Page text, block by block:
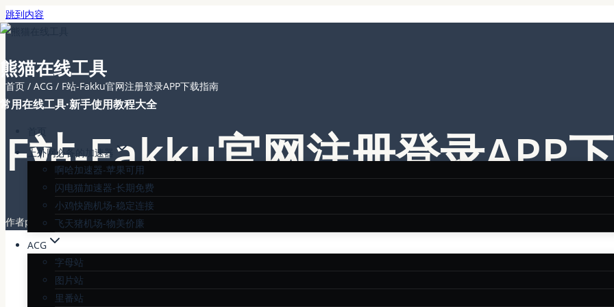
跳到内容
熊猫在线工具
常用在线工具·新手使用教程大全
首页
上外网必备的加速器
啊哈加速器-苹果可用
闪电猫加速器-长期免费
小鸡快跑机场-稳定连接
飞天猪机场-物美价廉
ACG
字母站
图片站
里番站
首页 / ACG / F站-Fakku官网注册登录APP下载指南
F站-Fakku官网注册登录APP
作者pandatools 发布于2024 年 5 月 16 日